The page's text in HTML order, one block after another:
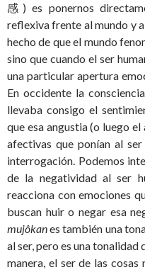
感) es ponernos
reflexiva frente al mundo y
hecho de que el mundo
sino que cuando el ser
una particular apertura
En occidente la
llevaba consigo el
que esa angustia (o luego
afectivas que ponían al ser
interrogación. Podemos
de la negatividad al ser
reacciona con emociones
buscan huir o negar esa
mujôkanes también una
al ser, pero es una tonalidad
manera, el ser de las